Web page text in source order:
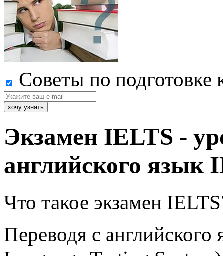
Советы по подготовке
Экзамен IELTS -
английского язык
Что такое экзамен
Переводя с